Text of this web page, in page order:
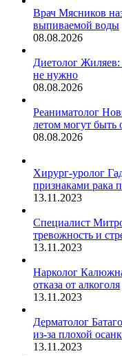
Врач Мясников
выпиваемой воды
08.08.2026
Диетолог Жиляев:
не нужно
08.08.2026
Реаниматолог
летом могут
08.08.2026
Хирург-уролог
признаками рака
13.11.2023
Специалист
тревожность и
13.11.2023
Нарколог
отказа от алкоголя
13.11.2023
Дерматолог
из-за плохой
13.11.2023